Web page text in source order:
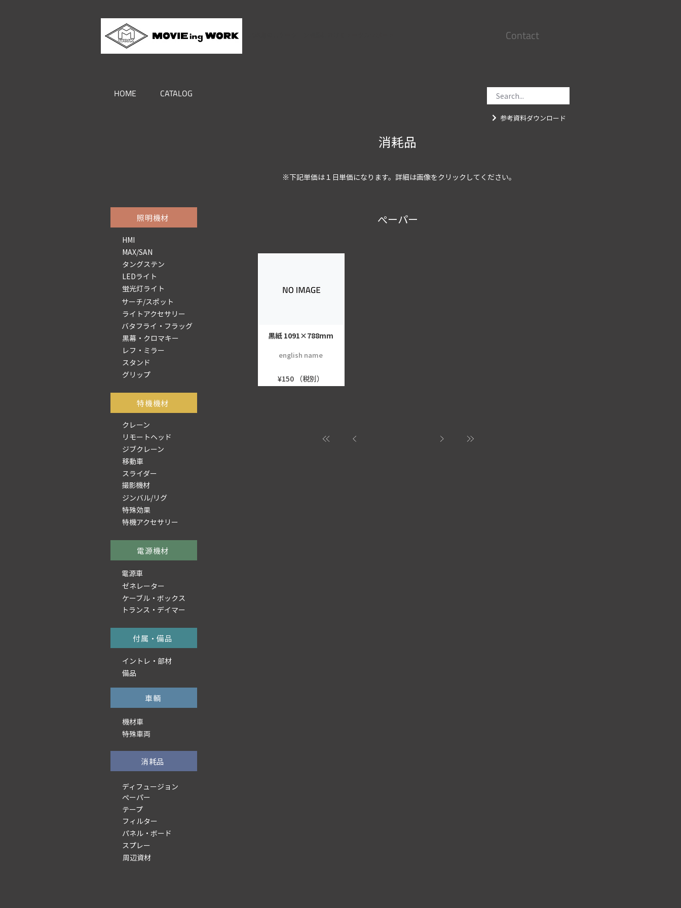
Contact
HOME CATALOG
照明機材
HMI
MAX/SAN
タングステン
LEDライト
蛍光灯ライト
サーチ/スポット
ライトアクセサリー
バタフライ・フラッグ
黒幕・クロマキー
レフ・ミラー
スタンド
グリップ
​特機機材
クレーン
リモートヘッド
ジブクレーン
移動車
スライダー
撮影機材
ジンバル/リグ
特殊効果
特機アクセサリー
電源機材
電源車
ゼネレーター
ケーブル・ボックス
トランス・デイマー
付属・備品
イントレ・部材
備品
車輌
機材車
特殊車両
消耗品
ディフュージョン
ぺーパー
テープ
フィルター
パネル・ボード
スプレー
周辺資材
参考資料ダウンロード
消耗品
※下記単価は１日単価になります。詳細は画像をクリックしてください。
黒紙 1091×788mm
english name
¥150 （税別）
ぺーパー